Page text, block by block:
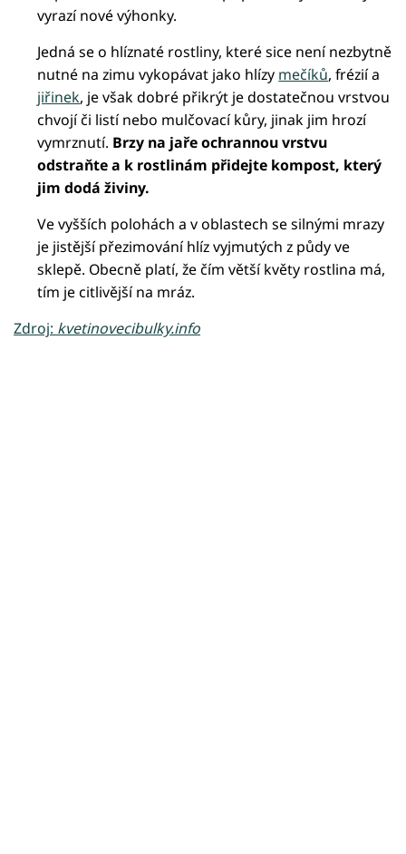
vyrazí nové výhonky.
Jedná se o hlíznaté rostliny, které sice není nezbytně
nutné na zimu vykopávat jako hlízy mečíků, frézií a
jiřinek, je však dobré přikrýt je dostatečnou vrstvou
chvojí či listí nebo mulčovací kůry, jinak jim hrozí
vymrznutí. Brzy na jaře ochrannou vrstvu
odstraňte a k rostlinám přidejte kompost, který
jim dodá živiny.
Ve vyšších polohách a v oblastech se silnými mrazy
je jistější přezimování hlíz vyjmutých z půdy ve
sklepě. Obecně platí, že čím větší květy rostlina má,
tím je citlivější na mráz.
Zdroj: kvetinovecibulky.info